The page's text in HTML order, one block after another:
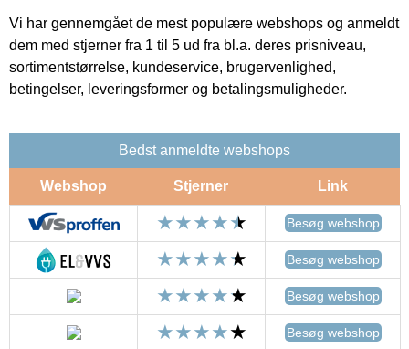
Vi har gennemgået de mest populære webshops og anmeldt
dem med stjerner fra 1 til 5 ud fra bl.a. deres prisniveau,
sortimentstørrelse, kundeservice, brugervenlighed,
betingelser, leveringsformer og betalingsmuligheder.
Bedst anmeldte webshops
Webshop Stjerner Link
Besøg webshop
Besøg webshop
Besøg webshop
Besøg webshop